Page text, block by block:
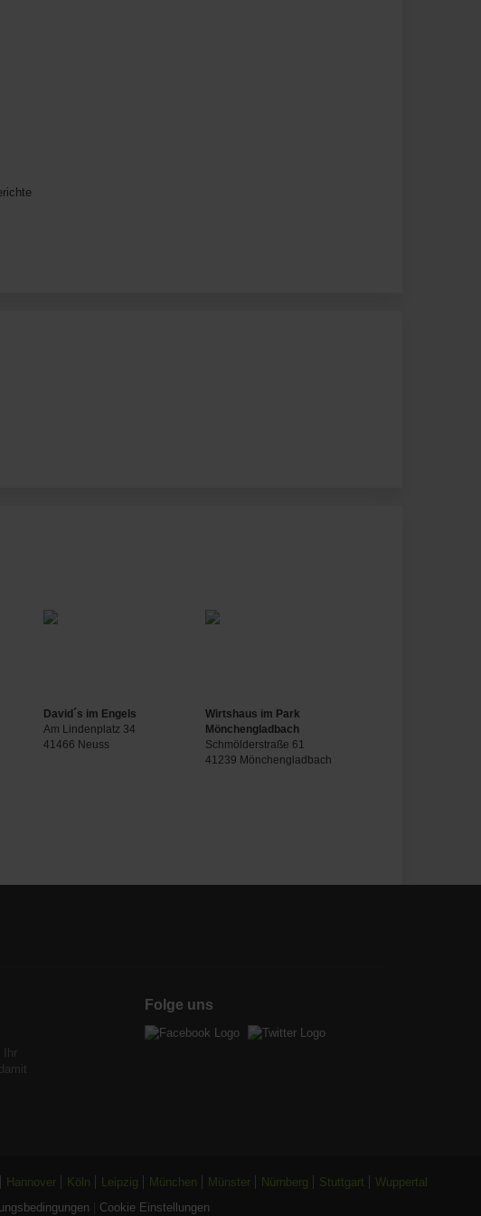
David´s im Engels
Am Lindenplatz 34
41466 Neuss
Wirtshaus im Park
Mönchengladbach
Schmölderstraße 61
41239 Mönchengladbach
Ihr
Folge uns
Hannover Köln Leipzig München Münster Nürnberg Stuttgart
Wuppertal
Cookie Einstellungen